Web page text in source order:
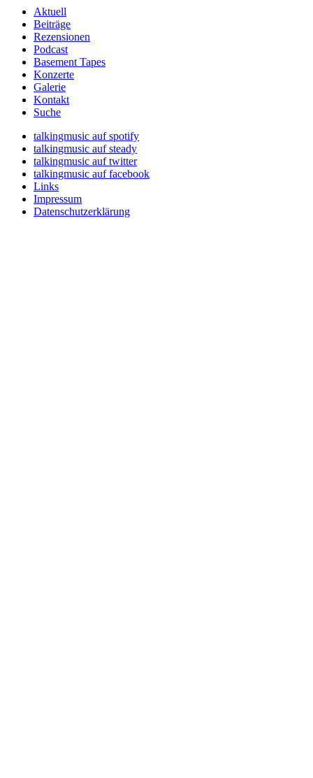
Aktuell
Beiträge
Rezensionen
Podcast
Basement Tapes
Konzerte
Galerie
Kontakt
Suche
talkingmusic auf spotify
talkingmusic auf steady
talkingmusic auf twitter
talkingmusic auf facebook
Links
Impressum
Datenschutzerklärung